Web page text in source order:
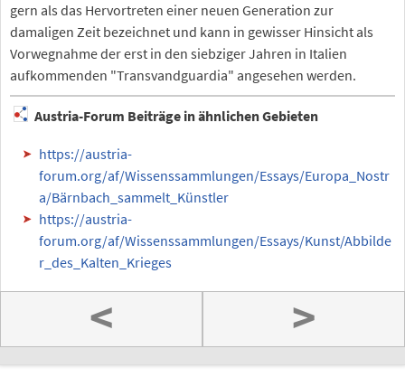
gern als das Hervortreten einer neuen Generation zur
damaligen Zeit bezeichnet und kann in gewisser Hinsicht als
Vorwegnahme der erst in den siebziger Jahren in Italien
aufkommenden "Transvandguardia" angesehen werden.
Austria-Forum Beiträge in ähnlichen Gebieten
https://austria-
forum.org/af/Wissenssammlungen/Essays/Europa_Nostr
a/Bärnbach_sammelt_Künstler
https://austria-
forum.org/af/Wissenssammlungen/Essays/Kunst/Abbilde
r_des_Kalten_Krieges
< >